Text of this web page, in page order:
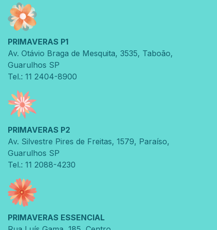
PRIMAVERAS P1
Av. Otávio Braga de Mesquita, 3535, Taboão,
Guarulhos SP
Tel.: 11 2404-8900
PRIMAVERAS P2
Av. Silvestre Pires de Freitas, 1579, Paraíso,
Guarulhos SP
Tel.: 11 2088-4230
PRIMAVERAS ESSENCIAL